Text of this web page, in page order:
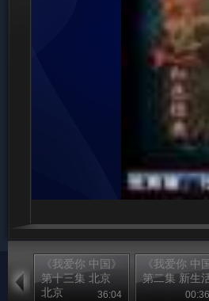
《我爱你 中国》
第十三集 北京
北京
36:04
《我爱你 中
第二集 新生